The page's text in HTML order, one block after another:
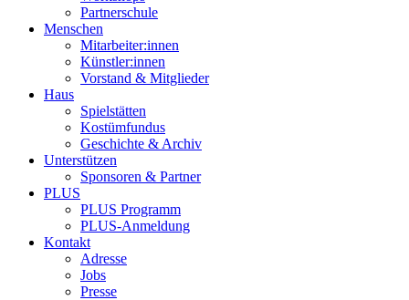
Partnerschule
Menschen
Mitarbeiter:innen
Künstler:innen
Vorstand & Mitglieder
Haus
Spielstätten
Kostümfundus
Geschichte & Archiv
Unterstützen
Sponsoren & Partner
PLUS
PLUS Programm
PLUS-Anmeldung
Kontakt
Adresse
Jobs
Presse